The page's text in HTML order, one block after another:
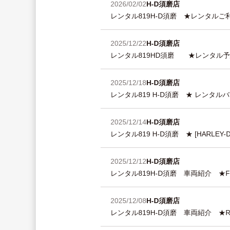
2026/02/02H-D須磨店
レンタル819H-D須磨 ★レンタルご
2025/12/22H-D須磨店
レンタル819HD須磨 ★レンタル予
2025/12/18H-D須磨店
レンタル819 H-D須磨 ★ レンタル
2025/12/14H-D須磨店
レンタル819 H-D須磨 ★ [HARLEY-
2025/12/12H-D須磨店
レンタル819H-D須磨 車両紹介
2025/12/08H-D須磨店
レンタル819H-D須磨 車両紹介